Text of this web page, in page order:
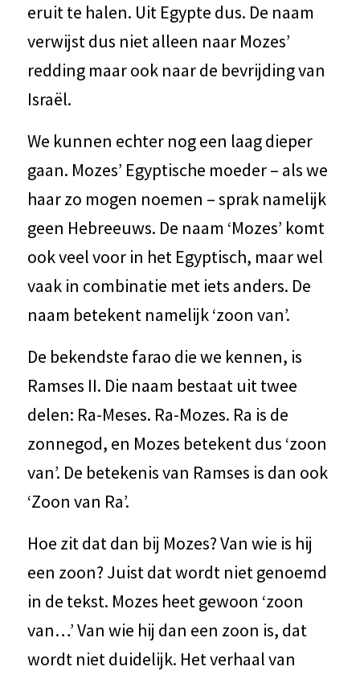
eruit te halen. Uit Egypte dus. De naam
verwijst dus niet alleen naar Mozes’
redding maar ook naar de bevrijding van
Israël.
We kunnen echter nog een laag dieper
gaan. Mozes’ Egyptische moeder – als we
haar zo mogen noemen – sprak namelijk
geen Hebreeuws. De naam ‘Mozes’ komt
ook veel voor in het Egyptisch, maar wel
vaak in combinatie met iets anders. De
naam betekent namelijk ‘zoon van’.
De bekendste farao die we kennen, is
Ramses II. Die naam bestaat uit twee
delen: Ra-Meses. Ra-Mozes. Ra is de
zonnegod, en Mozes betekent dus ‘zoon
van’. De betekenis van Ramses is dan ook
‘Zoon van Ra’.
Hoe zit dat dan bij Mozes? Van wie is hij
een zoon? Juist dat wordt niet genoemd
in de tekst. Mozes heet gewoon ‘zoon
van…’ Van wie hij dan een zoon is, dat
wordt niet duidelijk. Het verhaal van